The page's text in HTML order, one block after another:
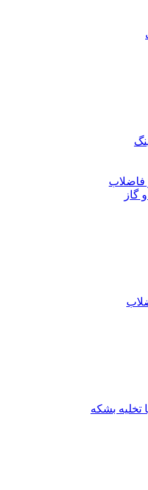
فاضلاب
گاز
بشکه